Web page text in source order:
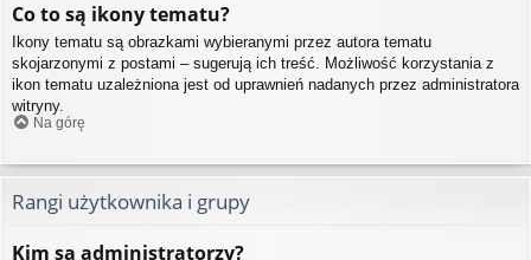
Co to są ikony tematu?
Ikony tematu są obrazkami wybieranymi przez autora tematu
skojarzonymi z postami – sugerują ich treść. Możliwość korzystania z
ikon tematu uzależniona jest od uprawnień nadanych przez administratora
witryny.
Na górę
Rangi użytkownika i grupy
Kim są administratorzy?